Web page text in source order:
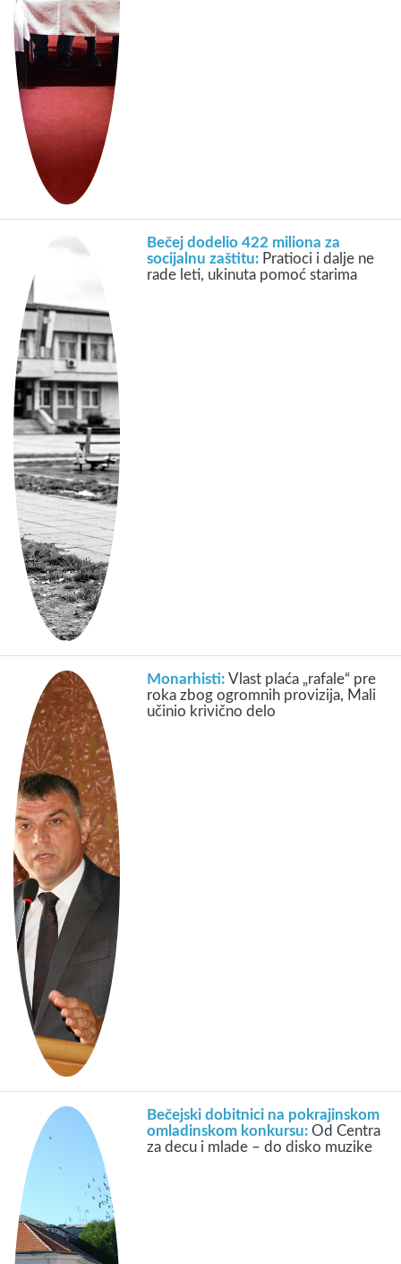
Bečej dodelio 422 miliona za
socijalnu zaštitu: Pratioci i dalje ne
rade leti, ukinuta pomoć starima
Monarhisti:Vlast plaća „rafale“ pre
roka zbog ogromnih provizija, Mali
učinio krivično delo
Bečejski dobitnici na pokrajinskom
omladinskom konkursu:Od Centra
za decu i mlade – do disko muzike